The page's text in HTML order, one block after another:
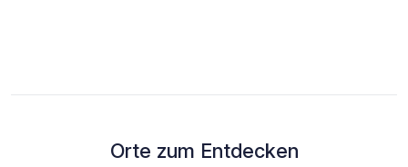
Orte zum Entdecken